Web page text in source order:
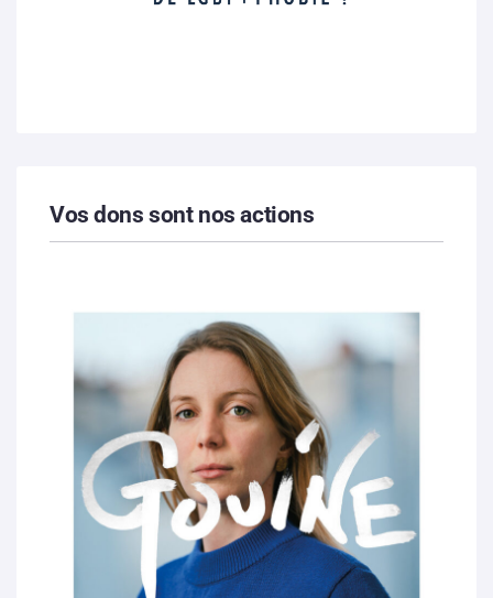
Vos dons sont nos actions